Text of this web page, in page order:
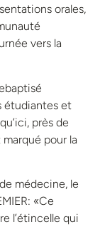
orales,
vers la
étudiantes et
près de
pour la
médecine, le
«Ce
l’étincelle qui